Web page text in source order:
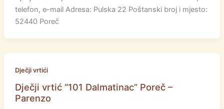
telefon, e-mail Adresa: Pulska 22 Poštanski broj i mjesto:
52440 Poreč
Dječji vrtići
Dječji vrtić “101 Dalmatinac” Poreč –
Parenzo